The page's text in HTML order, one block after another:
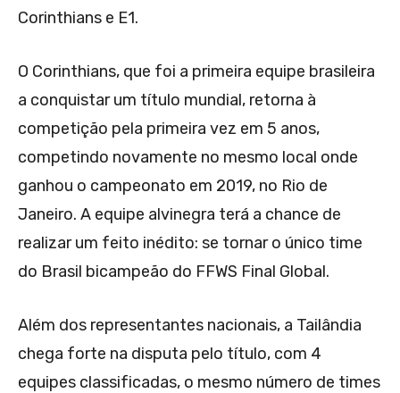
Corinthians e E1.
O Corinthians, que foi a primeira equipe brasileira
a conquistar um título mundial, retorna à
competição pela primeira vez em 5 anos,
competindo novamente no mesmo local onde
ganhou o campeonato em 2019, no Rio de
Janeiro. A equipe alvinegra terá a chance de
realizar um feito inédito: se tornar o único time
do Brasil bicampeão do FFWS Final Global.
Além dos representantes nacionais, a Tailândia
chega forte na disputa pelo título, com 4
equipes classificadas, o mesmo número de times